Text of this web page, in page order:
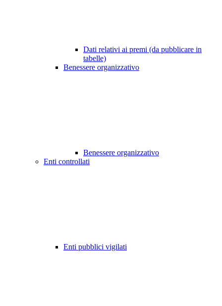
Dati relativi ai premi (da pubblicare in
tabelle)
Benessere organizzativo
Benessere organizzativo
Enti controllati
Enti pubblici vigilati